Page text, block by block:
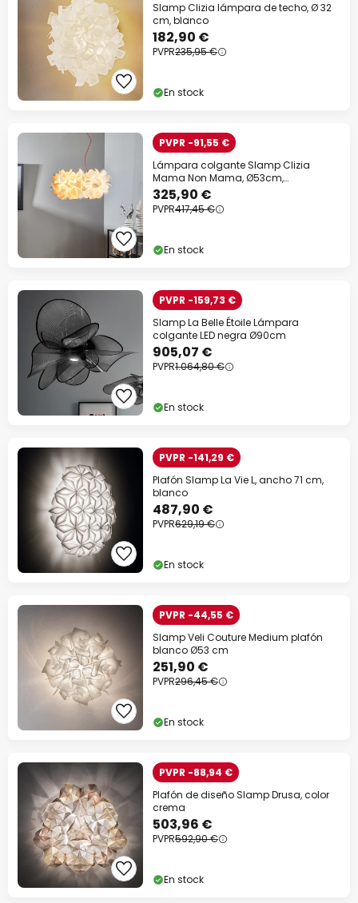
Slamp Clizia lámpara de techo, Ø 32
cm, blanco
182,90 €
PVPR235,95 €
En stock
PVPR -91,55 €
Lámpara colgante Slamp Clizia
Mama Non Mama, Ø53cm,
blanco/rojo
325,90 €
PVPR417,45 €
En stock
PVPR -159,73 €
Slamp La Belle Étoile Lámpara
colgante LED negra Ø90cm
905,07 €
PVPR1.064,80 €
En stock
PVPR -141,29 €
Plafón Slamp La Vie L, ancho 71 cm,
blanco
487,90 €
PVPR629,19 €
En stock
PVPR -44,55 €
Slamp Veli Couture Medium plafón
blanco Ø53 cm
251,90 €
PVPR296,45 €
En stock
PVPR -88,94 €
Plafón de diseño Slamp Drusa, color
crema
503,96 €
PVPR592,90 €
En stock